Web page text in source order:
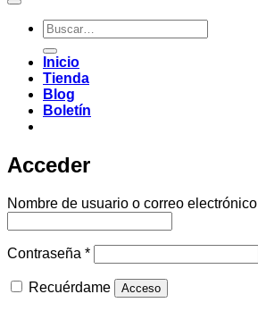
Buscar
por:
Inicio
Tienda
Blog
Boletín
Acceder
Nombre de usuario o correo electrónico
Contraseña *Obligatorio
Recuérdame Acceso